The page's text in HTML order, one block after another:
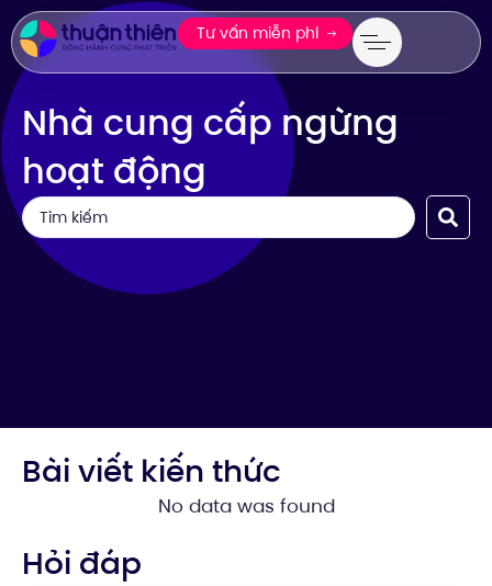
Tư vấn miễn phí
Nhà cung cấp ngừng
hoạt động
Bài viết kiến thức
No data was found
Hỏi đáp